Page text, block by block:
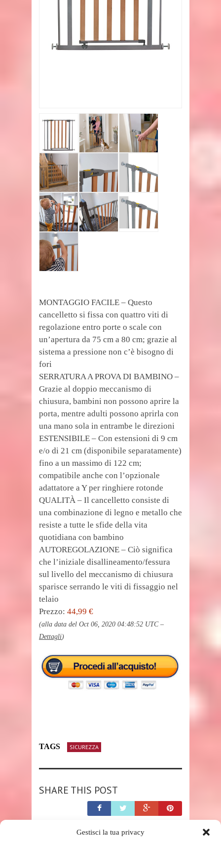
Gestisci la tua privacy
MONTAGGIO FACILE – Questo
cancelletto si fissa con quattro viti di
regolazione entro porte o scale con
un’apertura da 75 cm a 80 cm; grazie al
sistema a pressione non c’è bisogno di
fori
SERRATURA A PROVA DI BAMBINO –
Grazie al doppio meccanismo di
chiusura, bambini non possono aprire la
porta, mentre adulti possono aprirla con
una mano sola in entrambe le direzioni
ESTENSIBILE – Con estensioni di 9 cm
e/o di 21 cm (disponibile separatamente)
fino a un massimo di 122 cm;
compatibile anche con l’opzionale
adattatore a Y per ringhiere rotonde
QUALITÀ – Il cancelletto consiste di
una combinazione di legno e metallo che
resiste a tutte le sfide della vita
quotidiana con bambino
AUTOREGOLAZIONE – Ciò significa
che l’iniziale disallineamento/fessura
sul livello del meccanismo di chiusura
sparisce serrando le viti di fissaggio nel
telaio
Prezzo: 44,99 €
(alla data del Oct 06, 2020 04:48:52 UTC –
Dettagli)
TAGS SICUREZZA
SHARE THIS POST